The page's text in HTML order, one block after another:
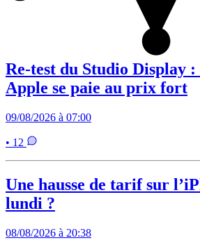
Re-test du Studio Display
Apple se paie au prix fort
09/08/2026 à 07:00
• 12
Une hausse de tarif sur
lundi ?
08/08/2026 à 20:38